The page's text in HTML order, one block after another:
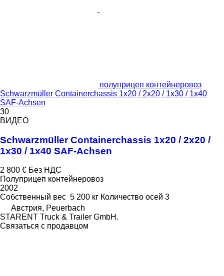
полуприцеп контейнеровоз
Schwarzmüller Containerchassis 1x20 / 2x20 / 1x30 / 1x40
SAF-Achsen
30
ВИДЕО
Schwarzmüller Containerchassis 1x20 / 2x20 /
1x30 / 1x40 SAF-Achsen
2 800 € Без НДС
Полуприцеп контейнеровоз
2002
Собственный вес 5 200 кг Количество осей 3
Австрия, Peuerbach
STARENT Truck & Trailer GmbH.
Связаться с продавцом